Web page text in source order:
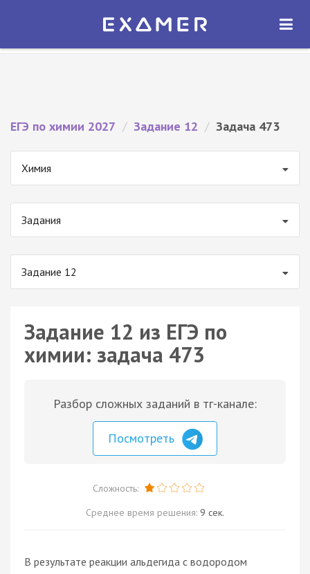
Экзамер — ЕГЭ 2027
ОТКРЫТЬ
ЕГЭ по химии 2027 / Задание 12 / Задача 473
Химия
Задания
Задание 12
Задание 12 из ЕГЭ по
химии: задача 473
Разбор сложных заданий в тг-канале:
Посмотреть
Сложность:
Среднее время решения: 9 сек.
В результате реакции альдегида с водородом